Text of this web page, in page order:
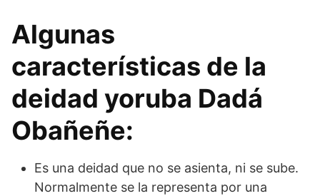
Algunas
características de la
deidad yoruba Dadá
Obañeñe:
Es una deidad que no se asienta, ni se sube.
Normalmente se la representa por una